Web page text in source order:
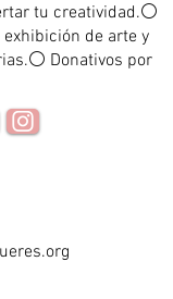
tu creatividad.⚪️
de arte y
Donativos por